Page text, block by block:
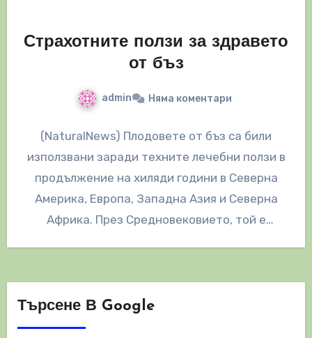
Страхотните ползи за здравето
от бъз
admin Няма коментари
(NaturalNews) Плодовете от бъз са били
използвани заради техните лечебни ползи в
продължение на хиляди години в Северна
Америка, Европа, Западна Азия и Северна
Африка. През Средновековието, той е
Търсене В Google